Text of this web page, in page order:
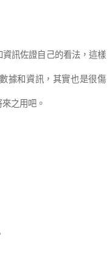
訊佐證自己的看法，這樣
據和資訊，其實也是很傷
之用吧。